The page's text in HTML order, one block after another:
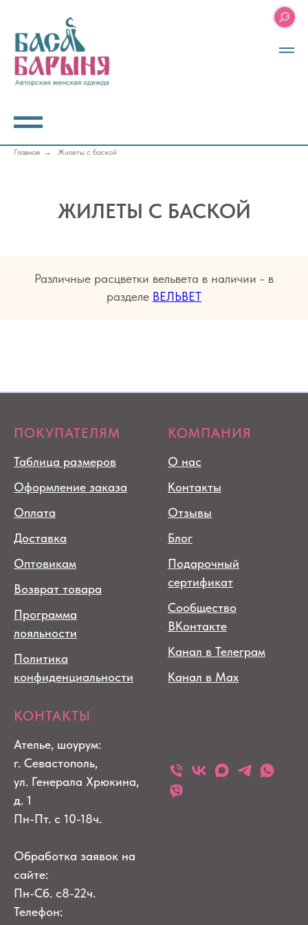
Главная → Жилеты с баской
ЖИЛЕТЫ С БАСКОЙ
Различные расцветки вельвета в наличии - в
разделе ВЕЛЬВЕТ
ПОКУПАТЕЛЯМ
Таблица размеров
Оформление заказа
Оплата
Доставка
Оптовикам
Возврат товара
Программа
лояльности
Политика
конфиденциальности
КОМПАНИЯ
О нас
Контакты
Отзывы
Блог
Подарочный
сертификат
Сообщество
ВКонтакте
Канал в Телеграм
Канал в Max
КОНТАКТЫ
Ателье, шоурум:
г. Севастополь,
ул. Генерала Хрюкина,
д. 1
Пн-Пт. с 10-18ч.
Обработка заявок на
сайте:
Пн-Сб. с8-22ч.
Телефон: